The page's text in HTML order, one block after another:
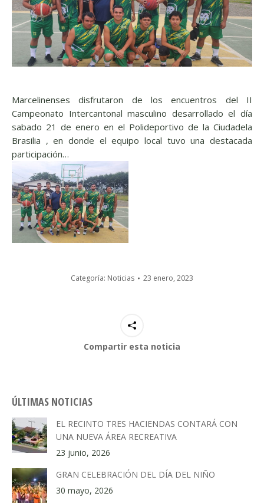
Marcelinenses disfrutaron de los encuentros del II
Campeonato Intercantonal masculino desarrollado el día
sabado 21 de enero en el Polideportivo de la Ciudadela
Brasilia , en donde el equipo local tuvo una destacada
participación…
Categoría: Noticias 23 enero, 2023
Compartir esta noticia
ÚLTIMAS NOTICIAS
EL RECINTO TRES HACIENDAS CONTARÁ CON
UNA NUEVA ÁREA RECREATIVA
23 junio, 2026
GRAN CELEBRACIÓN DEL DÍA DEL NIÑO
30 mayo, 2026